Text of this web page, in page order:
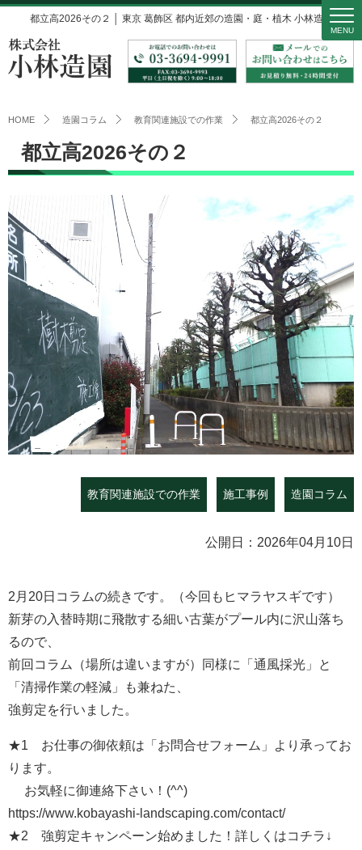
都立高2026その２ │ 東京 葛飾区 都内近郊の造園・庭・植木 小林造園
MENU
HOME 造園コラム 教育関連施設での作業 都立高2026その２
都立高2026その２
教育関連施設での作業 施工事例 造園コラム
公開日：2026年04月10日
2月20日コラムの続きです。（今回もヒマラヤスギです）
新芽の入替時期に飛散する細い古葉がプール内に沢山落ち
るので、
前回コラム（場所は違いますが）同様に「通風採光」と
「清掃作業の軽減」も兼ねた、
強剪定を行いました。
★1 お仕事の御依頼は「お問合せフォーム」より承ってお
ります。
お気軽に御連絡下さい！(^^)
https://www.kobayashi-landscaping.com/contact/
★2 強剪定キャンペーン始めました！詳しくはコチラ↓